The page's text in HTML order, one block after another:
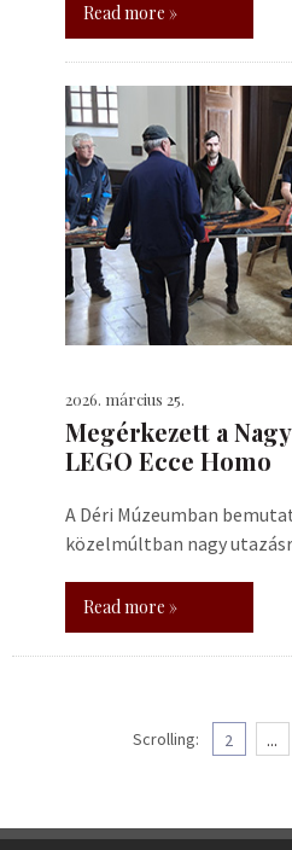
Read more »
2026. március 25.
Megérkezett a
LEGO Ecce Homo
A Déri Múzeumban
közelmúltban nagy
Read more »
Scrolling: 2 ...